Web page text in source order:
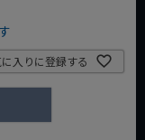
入りに登録する